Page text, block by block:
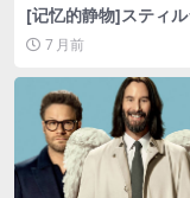
[记忆的静物]スティル
オブメモリーズ
网盘+夸克网盘1080P
删减资源][网盘下载
GB][中文字幕]【手机/
法在线播放，请使用
防和谐压缩包（含解
码）】
7 月前